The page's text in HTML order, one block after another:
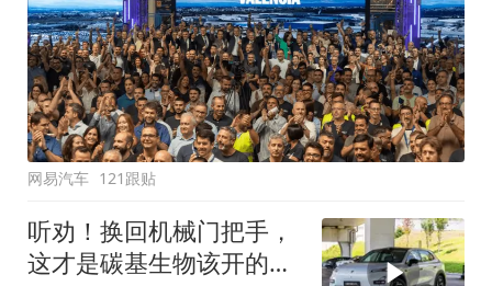
网易汽车 121跟贴
听劝！换回机械门把手，
这才是碳基生物该开的